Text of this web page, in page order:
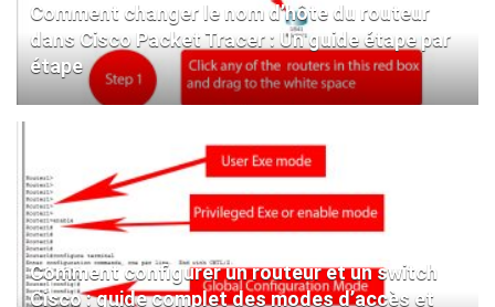
Comment changer le nom d’hôte du routeur
dans Cisco Packet Tracer : Un guide étape par
étape
Comment configurer un routeur et un switch
Cisco : guide complet des modes d’accès et